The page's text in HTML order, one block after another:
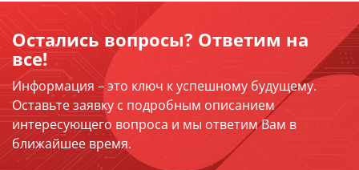
Остались вопросы? Ответим на
все!
Информация – это ключ к успешному будущему.
Оставьте заявку с подробным описанием
интересующего вопроса и мы ответим Вам в
ближайшее время.